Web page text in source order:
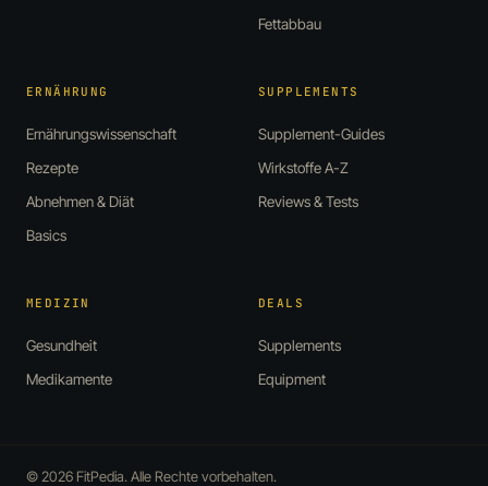
Fettabbau
ERNÄHRUNG
Ernährungswissenschaft
Rezepte
Abnehmen & Diät
Basics
SUPPLEMENTS
Supplement-Guides
Wirkstoffe A-Z
Reviews & Tests
MEDIZIN
Gesundheit
Medikamente
DEALS
Supplements
Equipment
© 2026 FitPedia. Alle Rechte vorbehalten.